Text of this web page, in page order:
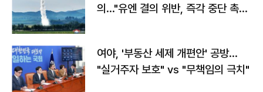
의…"유엔 결의 위반, 즉각 중단 촉
여야, '부동산 세제 개편안' 공방…
"실거주자 보호" vs "무책임의 극치"